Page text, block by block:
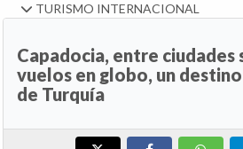
TURISMO INTERNACIONAL
Capadocia, entre ciudades
vuelos en globo, un
de Turquía